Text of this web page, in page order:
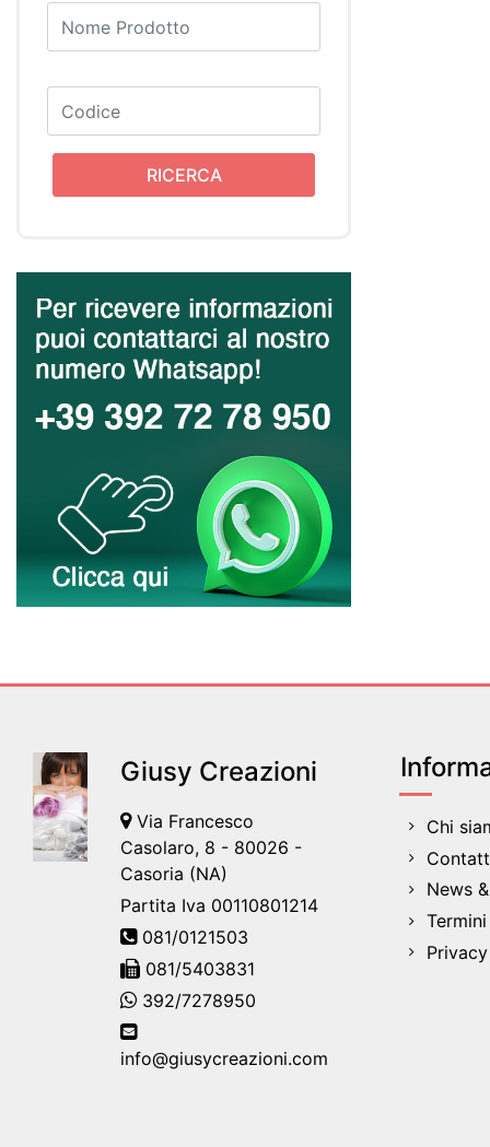
Giusy Creazioni
Via Francesco
Casolaro, 8 - 80026 -
Casoria (NA)
Partita Iva 00110801214
081/0121503
081/5403831
392/7278950
info@giusycreazioni.com
Chi
News